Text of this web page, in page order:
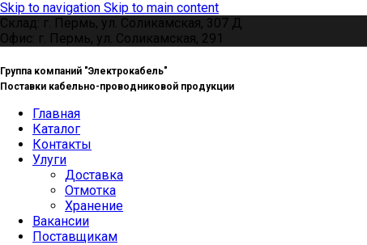
Skip to navigation Skip to main content
Склад: г. Пермь, ул. Соликамская, 307 Д
Офис: г. Пермь, ул. Соликамская, 291
Группа компаний "Электрокабель"
Поставки кабельно-проводниковой продукции
Главная
Каталог
Контакты
Улуги
Доставка
Отмотка
Хранение
Вакансии
Поставщикам